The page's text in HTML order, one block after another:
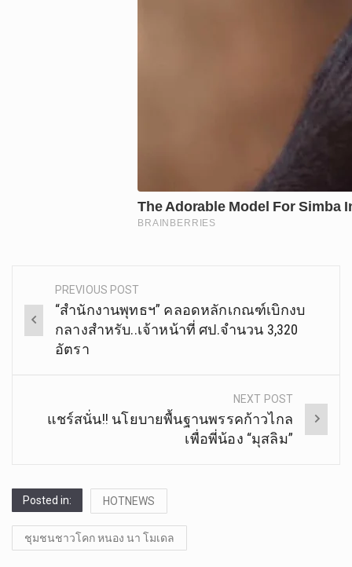
Post
navigation
PREVIOUS POST
“สำนักงานพุทธฯ” คลอดหลักเกณฑ์เบิกงบ
กลางสำหรับ..เจ้าหน้าที่ ศป.จำนวน 3,320
อัตรา
NEXT POST
แชร์สนั่น!! นโยบายพื้นฐานพรรคก้าวไกล
เพื่อพี่น้อง “มุสลิม”
Posted in: HOTNEWS
ชุมชนชาวโคก หนอง นา โมเดล